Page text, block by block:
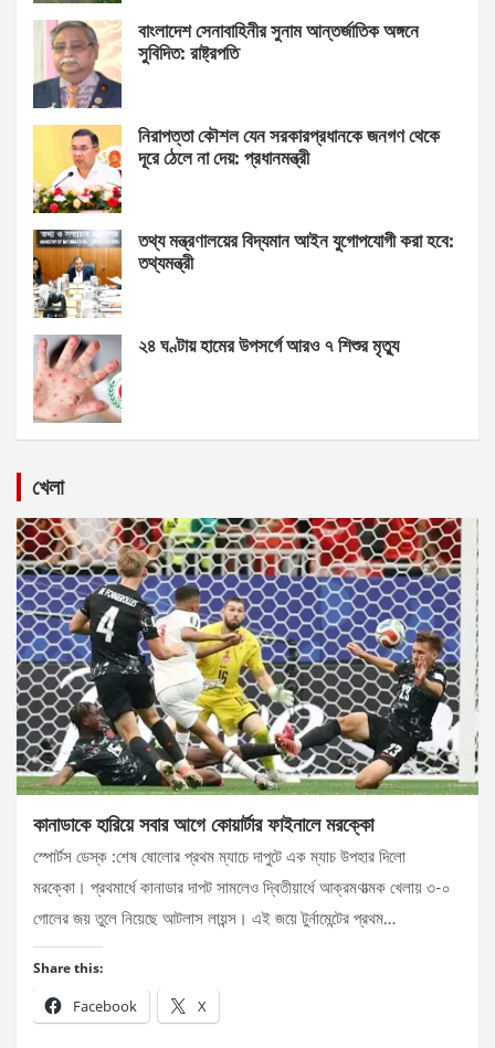
বাংলাদেশ সেনাবাহিনীর সুনাম আন্তর্জাতিক অঙ্গনে
সুবিদিত: রাষ্ট্রপতি
নিরাপত্তা কৌশল যেন সরকারপ্রধানকে জনগণ থেকে
দূরে ঠেলে না দেয়: প্রধানমন্ত্রী
তথ্য মন্ত্রণালয়ের বিদ্যমান আইন যুগোপযোগী করা হবে:
তথ্যমন্ত্রী
২৪ ঘণ্টায় হামের উপসর্গে আরও ৭ শিশুর মৃত্যু
খেলা
কানাডাকে হারিয়ে সবার আগে কোয়ার্টার ফাইনালে মরক্কো
স্পোর্টস ডেস্ক :শেষ ষোলোর প্রথম ম্যাচে দাপুটে এক ম্যাচ উপহার দিলো
মরক্কো। প্রথমার্ধে কানাডার দাপট সামলেও দ্বিতীয়ার্ধে আক্রমণাত্মক খেলায় ৩-০
গোলের জয় তুলে নিয়েছে আটলাস লায়ন্স। এই জয়ে টুর্নামেন্টের প্রথম…
Share this:
Facebook X